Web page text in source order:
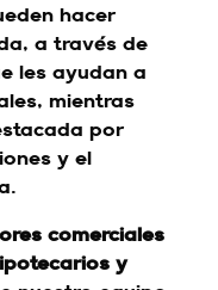
hacer
a través de
les ayudan a
mientras
por
y el
comerciales
y